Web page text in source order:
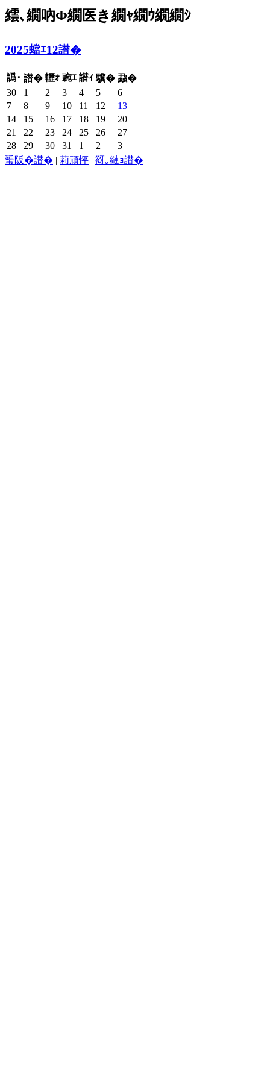
繧､繝吶Φ繝医き繝ｬ繝ｳ繝繝ｼ
2025蟷ｴ12譛�
譌･ 譛� 轣ｫ 豌ｴ 譛ｨ 驥� 蝨�
30
1 2 3 4 5
6
7
8 9 10 11 12
13
14
15 16 17 18 19
20
21
22 23 24 25 26
27
28
29 30 31 1 2
3
蜑阪�譛� | 莉頑怦 | 谺｡縺ｮ譛�